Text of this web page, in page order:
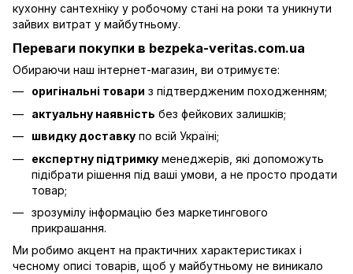
кухонну сантехніку у робочому стані на роки та уникнути
зайвих витрат у майбутньому.
Переваги покупки в bezpeka-veritas.com.ua
Обираючи наш інтернет-магазин, ви отримуєте:
оригінальні товари з підтвердженим походженням;
актуальну наявність без фейкових залишків;
швидку доставку по всій Україні;
експертну підтримку менеджерів, які допоможуть
підібрати рішення під ваші умови, а не просто продати
товар;
зрозумілу інформацію без маркетингового
прикрашання.
Ми робимо акцент на практичних характеристиках і
чесному описі товарів, щоб у майбутньому не виникало